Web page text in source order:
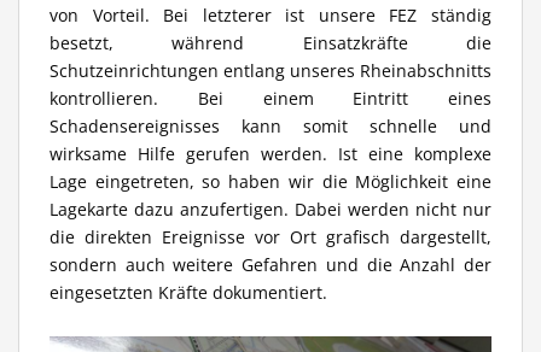
von Vorteil. Bei letzterer ist unsere FEZ ständig
besetzt, während Einsatzkräfte die
Schutzeinrichtungen entlang unseres Rheinabschnitts
kontrollieren. Bei einem Eintritt eines
Schadensereignisses kann somit schnelle und
wirksame Hilfe gerufen werden. Ist eine komplexe
Lage eingetreten, so haben wir die Möglichkeit eine
Lagekarte dazu anzufertigen. Dabei werden nicht nur
die direkten Ereignisse vor Ort grafisch dargestellt,
sondern auch weitere Gefahren und die Anzahl der
eingesetzten Kräfte dokumentiert.